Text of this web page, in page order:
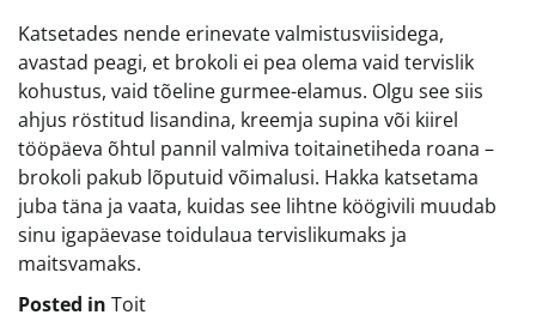
Katsetades nende erinevate valmistusviisidega,
avastad peagi, et brokoli ei pea olema vaid tervislik
kohustus, vaid tõeline gurmee-elamus. Olgu see siis
ahjus röstitud lisandina, kreemja supina või kiirel
tööpäeva õhtul pannil valmiva toitainetiheda roana –
brokoli pakub lõputuid võimalusi. Hakka katsetama
juba täna ja vaata, kuidas see lihtne köögivili muudab
sinu igapäevase toidulaua tervislikumaks ja
maitsvamaks.
Posted in Toit